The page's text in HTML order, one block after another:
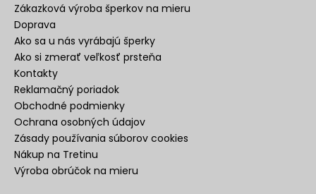
Zákazková výroba šperkov na mieru
Doprava
Ako sa u nás vyrábajú šperky
Ako si zmerať veľkosť prsteňa
Kontakty
Reklamačný poriadok
Obchodné podmienky
Ochrana osobných údajov
Zásady používania súborov cookies
Nákup na Tretinu
Výroba obrúčok na mieru